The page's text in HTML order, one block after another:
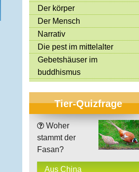
Der körper
Der Mensch
Narrativ
Die pest im mittelalter
Gebetshäuser im
buddhismus
Tier-Quizfrage
Woher
stammt der
Fasan?
Aus China